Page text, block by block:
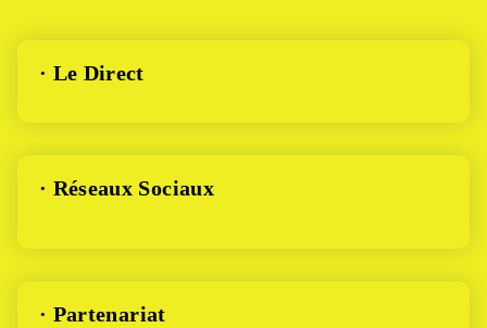
· Le Direct
· Réseaux Sociaux
· Partenariat